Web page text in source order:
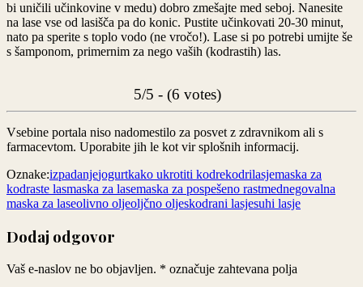
bi uničili učinkovine v medu) dobro zmešajte med seboj. Nanesite
na lase vse od lasišča pa do konic. Pustite učinkovati 20-30 minut,
nato pa sperite s toplo vodo (ne vročo!). Lase si po potrebi umijte še
s šamponom, primernim za nego vaših (kodrastih) las.
5/5 - (6 votes)
Vsebine portala niso nadomestilo za posvet z zdravnikom ali s
farmacevtom. Uporabite jih le kot vir splošnih informacij.
Oznake:izpadanjejogurtkako ukrotiti kodrekodrilasjemaska za
kodraste lasmaska za lasemaska za pospešeno rastmednegovalna
maska za laseolivno oljeoljčno oljeskodrani lasjesuhi lasje
Dodaj odgovor
Vaš e-naslov ne bo objavljen. * označuje zahtevana polja